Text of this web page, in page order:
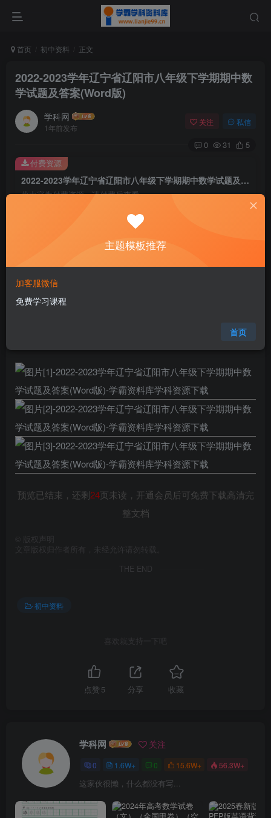
首页 初中资料 正文
2022-2023学年辽宁省辽阳市八年级下学期期中数
学试题及答案(Word版)
学科网
1年前发布
关注 私信
0 31 5
2022-2023学年辽宁省辽阳市八年级下学期期中数学试题及答案(Word版)
此内容为付费资源，请付费后查看
9.6
免费
暂时无法购买，请与站长联系
6.58 MB
付费资源
预览已结束，还剩24页未读，开通会员后可免费下载高清完
整文档
版权声明
文章版权归作者所有，未经允许请勿转载。
THE END
初中资料
喜欢就支持一下吧
点赞 5 分享 收藏
学科网 关注
0 1.6W+ 0 15.6W+ 56.3W+
这家伙很懒，什么都没有写...
主题模板推荐
加客服微信
免费学习课程
首页